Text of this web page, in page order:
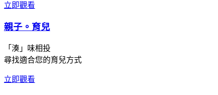
立即觀看
親子。育兒
「湊」味相投
尋找適合您的育兒方式
立即觀看